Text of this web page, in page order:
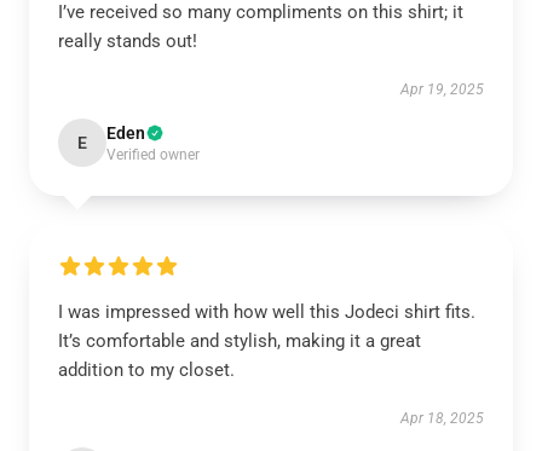
I’ve received so many compliments on this shirt; it
really stands out!
Apr 19, 2025
E Eden
Verified owner
I was impressed with how well this Jodeci shirt fits.
It’s comfortable and stylish, making it a great
addition to my closet.
Apr 18, 2025